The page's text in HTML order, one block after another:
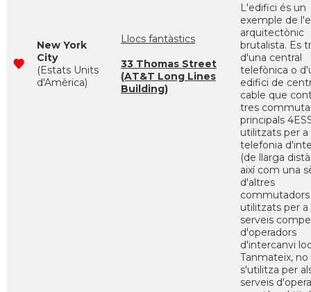
New York
City
(Estats Units
d'Amèrica)
Llocs fantàstics
33 Thomas Street
(AT&T Long Lines
Building)
L'edifici és un
exemple de
arquitectònic
brutalista. Es
d'una central
telefònica o
edifici de
cable que
tres
principals
utilitzats per a
telefonia
(de llarga
així com una
d'altres
commutadors
utilitzats per a
serveis
d'operadors
d'intercanvi
Tanmateix, no
s'utilitza per
serveis